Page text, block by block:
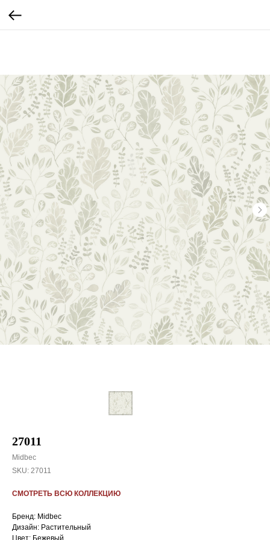
27011
Midbec
SKU: 27011
СМОТРЕТЬ ВСЮ КОЛЛЕКЦИЮ
Бренд: Midbec
Дизайн: Растительный
Цвет: Бежевый